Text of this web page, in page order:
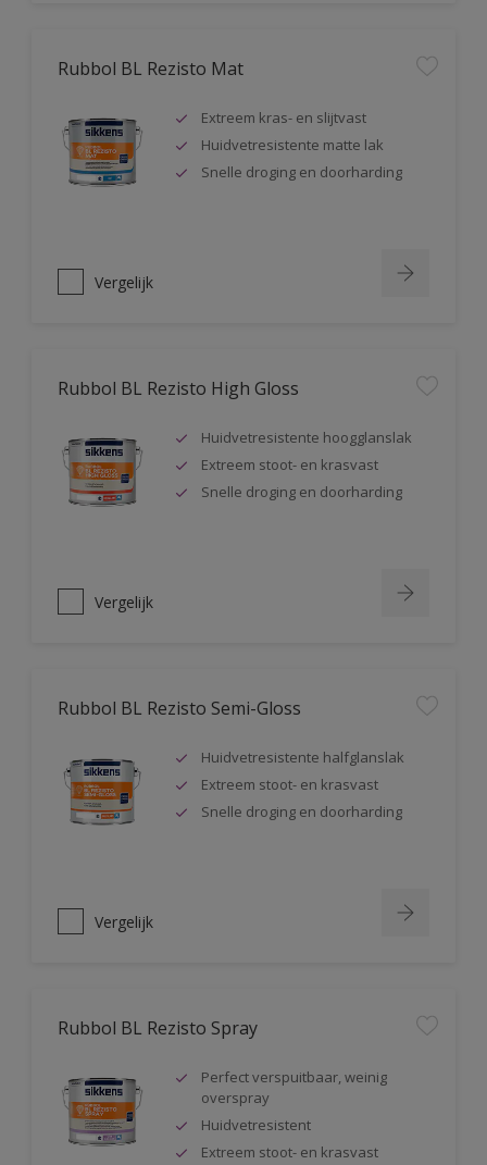
Rubbol BL Rezisto Mat
Extreem kras- en slijtvast
Huidvetresistente matte lak
Snelle droging en doorharding
Vergelijk
Rubbol BL Rezisto High Gloss
Huidvetresistente hoogglanslak
Extreem stoot- en krasvast
Snelle droging en doorharding
Vergelijk
Rubbol BL Rezisto Semi-Gloss
Huidvetresistente halfglanslak
Extreem stoot- en krasvast
Snelle droging en doorharding
Vergelijk
Rubbol BL Rezisto Spray
Perfect verspuitbaar, weinig
overspray
Huidvetresistent
Extreem stoot- en krasvast